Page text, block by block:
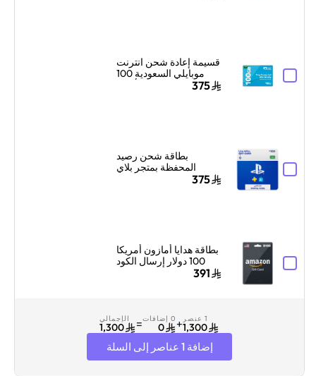
قسيمة إعادة شحن انترنت
موبايلي السعودية 100
375
بطاقة شحن رصيد
المحفظة بمتجر بلاي
ستيشن سوني السعودية
375
بطاقة هدايا أمازون أمريكا
100 دولار إرسال الكود
الرقمي بالبريد الإلكتروني
391
1 عنصر
1,300
+ 0 إضافات
0
= الإجمالي
1,300
إضافة 1 عناصر إلى السلة